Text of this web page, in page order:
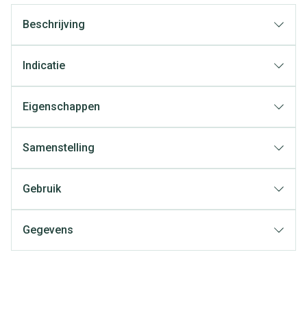
Beschrijving
Indicatie
Eigenschappen
Samenstelling
Gebruik
Gegevens